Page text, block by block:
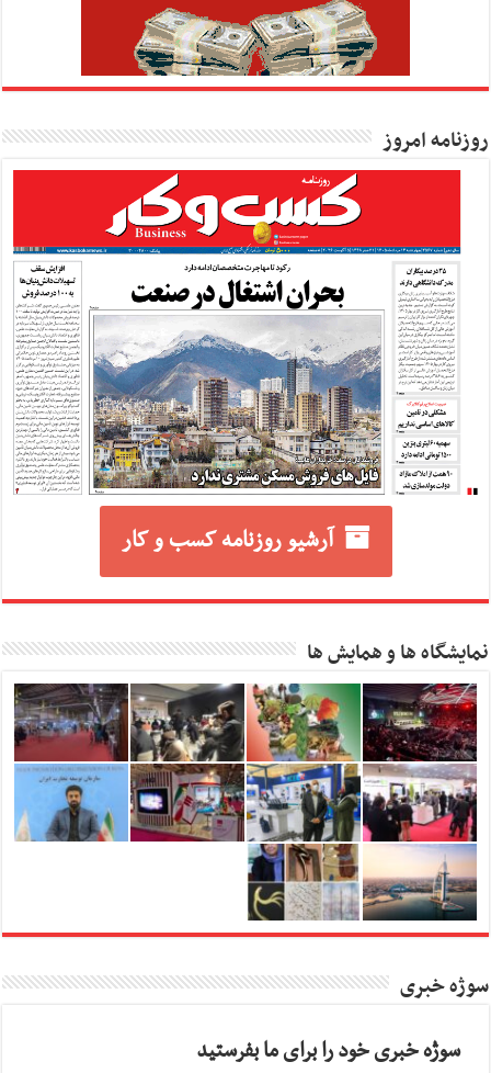
روزنامه امروز
آرشیو روزنامه کسب و کار
نمایشگاه ها و همایش ها
سوژه خبری
سوژه خبری خود را برای ما بفرستید